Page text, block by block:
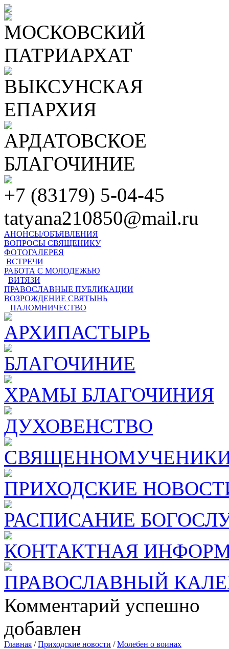
МОСКОВСКИЙ
ПАТРИАРХАТ
ВЫКСУНСКАЯ
ЕПАРХИЯ
АРДАТОВСКОЕ
БЛАГОЧИНИЕ
+7 (83179) 5-04-45
tatyana210850@mail.ru
АНОНСЫ/ОБЪЯВЛЕНИЯ
ВОПРОСЫ СВЯЩЕНИКУ
ФОТОГАЛЕРЕЯ
ВСТРЕЧИ
РАБОТА С МОЛОДЕЖЬЮ
ВИТЯЗИ
ПРАВОСЛАВНЫЕ ПУБЛИКАЦИИ
ВОЗРОЖДЕНИЕ СВЯТЫНЬ
ПАЛОМНИЧЕСТВО
АРХИПАСТЫРЬ
БЛАГОЧИНИЕ
ХРАМЫ БЛАГОЧИНИЯ
ДУХОВЕНСТВО
ПРИХОДСКИЕ
РАСПИСАНИЕ
КОНТАКТНАЯ
ПРАВОСЛАВНЫЙ
Комментарий успешно
добавлен
Главная /Приходские новости /Молебен о воинах